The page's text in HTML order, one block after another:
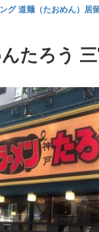
グ 道麺（たおめん）居
たろう